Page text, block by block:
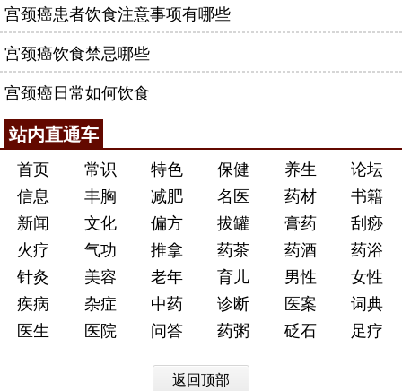
宫颈癌患者饮食注意事项有哪些
宫颈癌饮食禁忌哪些
宫颈癌日常如何饮食
站内直通车
首页 常识 特色 保健 养生
论坛
信息
丰胸 减肥 名医 药材
书籍
新闻
文化 偏方 拔罐 膏药
刮痧
火疗
气功 推拿 药茶 药酒
药浴
针灸
美容 老年 育儿 男性
女性
疾病
杂症 中药 诊断 医案
词典
医生
医院 问答 药粥 砭石 足疗
返回顶部